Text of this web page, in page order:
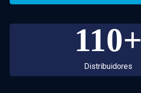
110+
Distribuidores